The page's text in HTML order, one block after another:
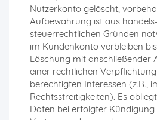
Nutzerkonto gelöscht,
Aufbewahrung ist aus
steuerrechtlichen Gründen
im Kundenkonto verbleiben
Löschung mit anschließender
einer rechtlichen
berechtigten Interessen (z.B.,
Rechtsstreitigkeiten). Es
Daten bei erfolgter